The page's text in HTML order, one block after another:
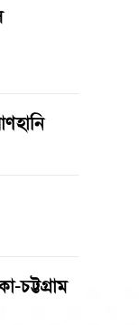
চট্টগ্রাম